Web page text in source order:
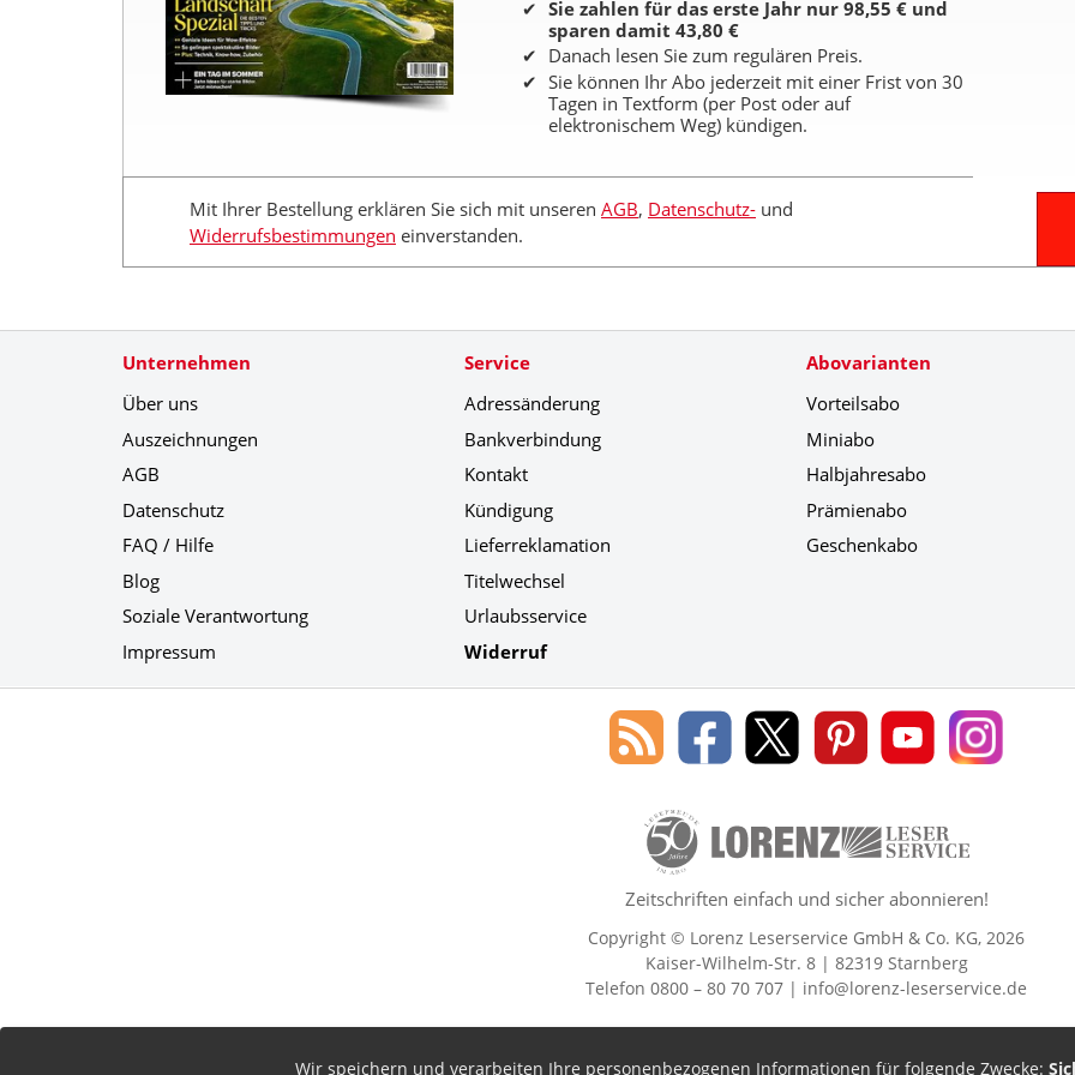
Sie zahlen für das erste Jahr nur 98,55 € und
sparen damit 43,80 €
Danach lesen Sie zum regulären Preis.
Sie können Ihr Abo jederzeit mit einer Frist von 30
Tagen in Textform (per Post oder auf
elektronischem Weg) kündigen.
Mit Ihrer Bestellung erklären Sie sich mit unseren AGB, Datenschutz- und
Widerrufsbestimmungen einverstanden.
Unternehmen
Über uns
Auszeichnungen
AGB
Datenschutz
FAQ / Hilfe
Blog
Soziale Verantwortung
Impressum
Service
Adressänderung
Bankverbindung
Kontakt
Kündigung
Lieferreklamation
Titelwechsel
Urlaubsservice
Widerruf
Abovarianten
Vorteilsabo
Miniabo
Halbjahresabo
Prämienabo
Geschenkabo
Blog
des
Lorenz
Leserservice
Lorenz
Leserservice
Lorenz
Leserservice
Lorenz
Leserservice
Lorenz
50 Lesefreude im Abo Jahre
Zeitschriften einfach und sicher abonnieren!
Copyright © Lorenz Leserservice GmbH & Co. KG, 2026
Kaiser-Wilhelm-Str. 8 | 82319 Starnberg
Telefon 0800 – 80 70 707 | info@lorenz-leserservice.de
Wir speichern und verarbeiten Ihre personenbezogenen Informationen für folgende Zwecke: